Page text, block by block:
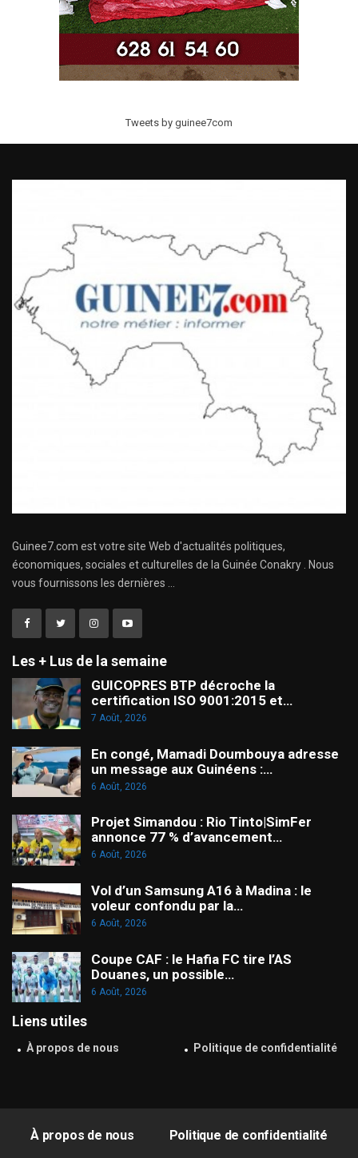
Tweets by guinee7com
Guinee7.com est votre site Web d'actualités politiques,
économiques, sociales et culturelles de la Guinée Conakry . Nous
vous fournissons les dernières ...
Les + Lus de la semaine
GUICOPRES BTP décroche la
certification ISO 9001:2015 et…
7 Août, 2026
En congé, Mamadi Doumbouya adresse
un message aux Guinéens :…
6 Août, 2026
Projet Simandou : Rio Tinto|SimFer
annonce 77 % d’avancement…
6 Août, 2026
Vol d’un Samsung A16 à Madina : le
voleur confondu par la…
6 Août, 2026
Coupe CAF : le Hafia FC tire l’AS
Douanes, un possible…
6 Août, 2026
Liens utiles
À propos de nous Politique de confidentialité
À propos de nous Politique de confidentialité